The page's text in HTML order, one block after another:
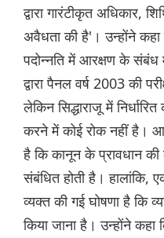
द्वारा गारंटीकृत अधिकार,
अवैधता की है'। उन्होंने कहा
पदोन्नति में आरक्षण के संबंध में
द्वारा पैनल वर्ष 2003 की
लेकिन सिद्धाराजू में
करने में कोई रोक नहीं है।
है कि कानून के प्रावधान की
संबंधित होती है। हालांकि,
व्यक्त की गई घोषणा है कि
किया जाना है। उन्होंने कहा